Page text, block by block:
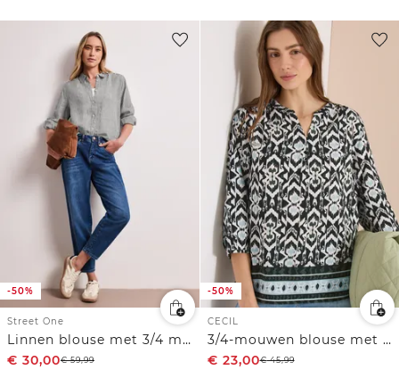
-50%
Street One
Linnen blouse met 3/4 mouwen en strepen
€ 30,00€59,99
-50%
CECIL
3/4-mouwen blouse met grafisch patroon
€ 23,00€45,99